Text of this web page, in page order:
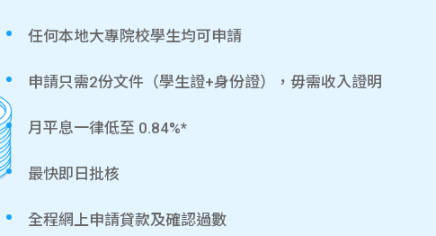
任何本地大專院校學生均可申請
申請只需2份文件（學生證+身份證），毋需收入證明
月平息一律低至 0.84%*
最快即日批核
全程網上申請貸款及確認過數